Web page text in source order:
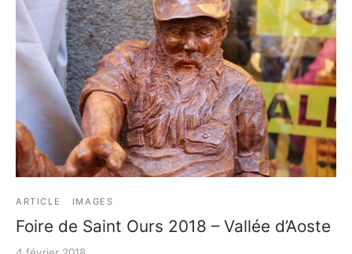
ARTICLE IMAGES
Foire de Saint Ours 2018 – Vallée d’Aoste
haut relief